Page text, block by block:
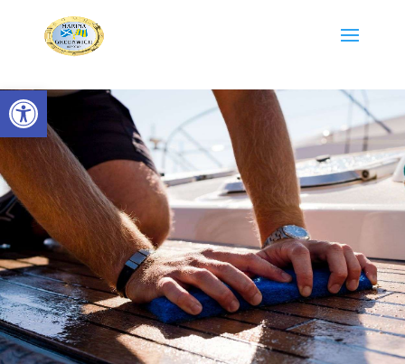
Abrir barra de herramientas